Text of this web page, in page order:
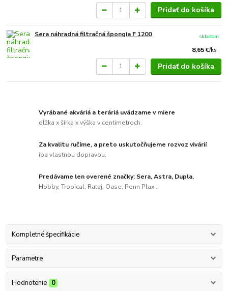
Pridať do košíka
Sera náhradná filtračná špongia F 1200
8,65 €/ks
skladom
Pridať do košíka
Vyrábané akváriá a teráriá uvádzame v miere
dĺžka x šírka x výška v centimetroch.
Za kvalitu ručíme, a preto uskutočňujeme rozvoz vivárií
iba vlastnou dopravou.
Predávame len overené značky: Sera, Astra, Dupla,
Hobby, Tropical, Rataj, Oase, Penn Plax...
Kompletné špecifikácie
Parametre
Hodnotenie 0